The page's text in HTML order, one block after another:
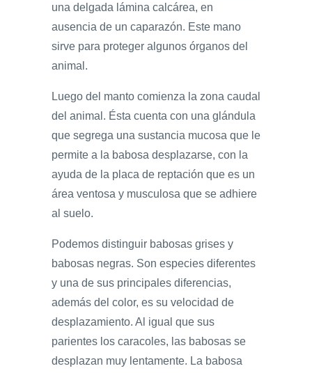
una delgada lámina calcárea, en
ausencia de un caparazón. Este mano
sirve para proteger algunos órganos del
animal.
Luego del manto comienza la zona caudal
del animal. Ésta cuenta con una glándula
que segrega una sustancia mucosa que le
permite a la babosa desplazarse, con la
ayuda de la placa de reptación que es un
área ventosa y musculosa que se adhiere
al suelo.
Podemos distinguir babosas grises y
babosas negras. Son especies diferentes
y una de sus principales diferencias,
además del color, es su velocidad de
desplazamiento. Al igual que sus
parientes los caracoles, las babosas se
desplazan muy lentamente. La babosa